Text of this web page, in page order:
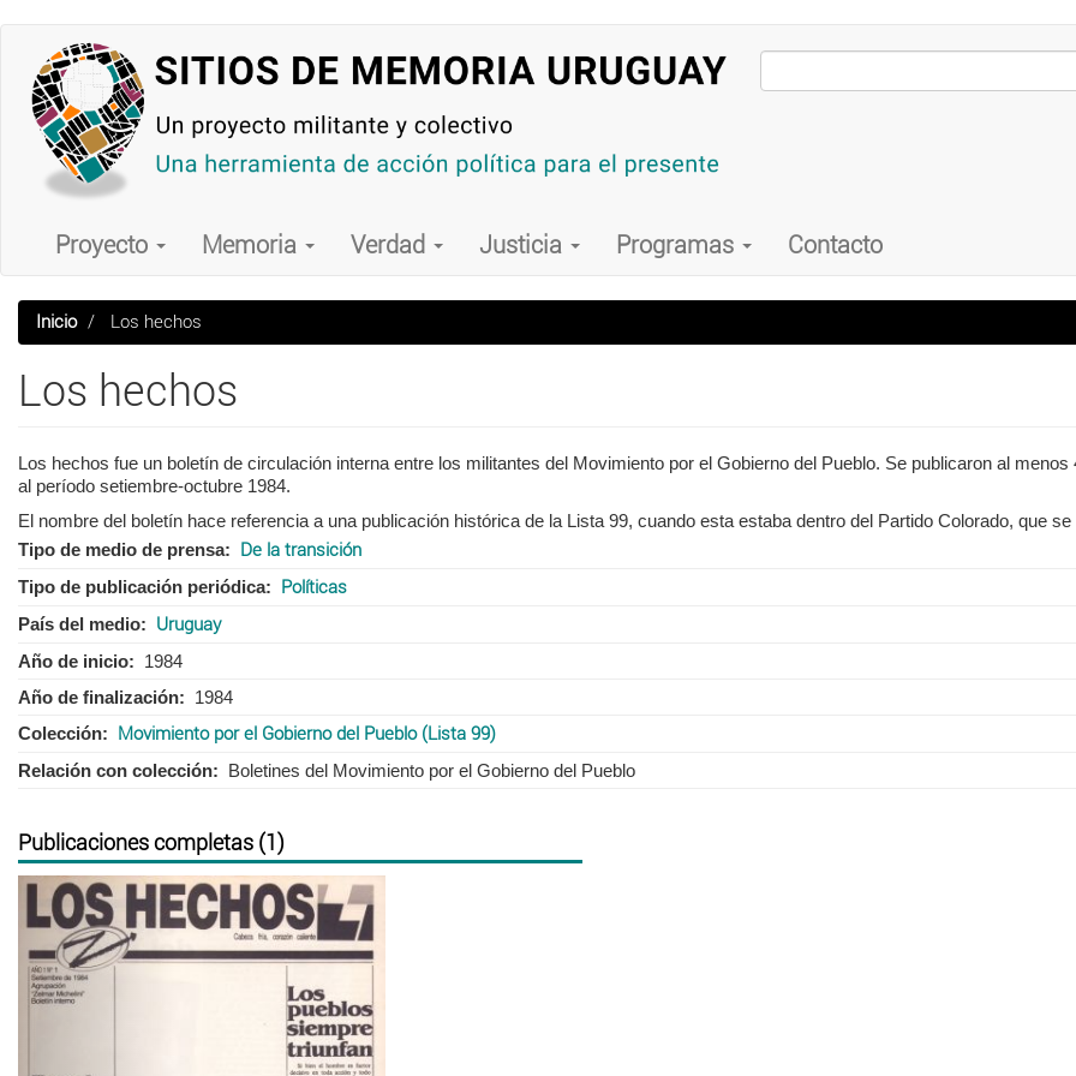
contenido
principal
Main
navigation
Proyecto Memoria Verdad Justicia Programas Contacto
Inicio Los hechos
Los hechos
Los hechos fue un boletín de circulación interna entre los militantes del Movimiento por el Gobierno del Pueblo. Se publicaron al
al período setiembre-octubre 1984.
El nombre del boletín hace referencia a una publicación histórica de la Lista 99, cuando esta estaba dentro del Partido Colorado, que
Tipo de medio de prensa
De la transición
Tipo de publicación periódica Políticas
País del medio Uruguay
Año de inicio
1984
Año de finalización
1984
Colección
Movimiento por el Gobierno del Pueblo (Lista 99)
Relación con colección Boletines del Movimiento por el Gobierno del Pueblo
Publicaciones completas (1)
Anterior